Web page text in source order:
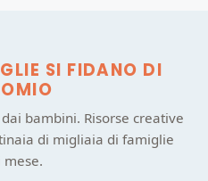
SI FIDANO DI
bambini. Risorse creative
di migliaia di famiglie
mese.